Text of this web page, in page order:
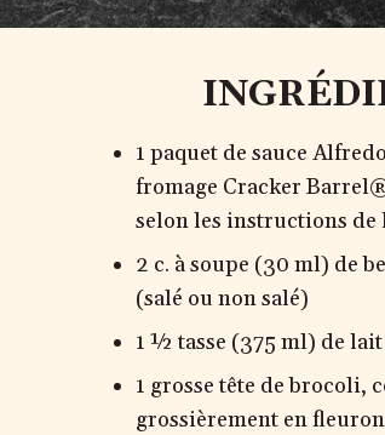
1 paquet de sauce
fromage Cracker
selon les instructions de
2 c. à soupe (30 ml) de
(salé ou non salé)
1 ½ tasse (375 ml) de
1 grosse tête de brocoli,
grossièrement en